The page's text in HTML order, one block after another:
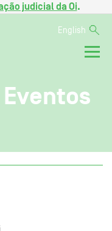
judicial da Oi.
English